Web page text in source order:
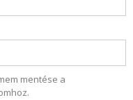
mentése a